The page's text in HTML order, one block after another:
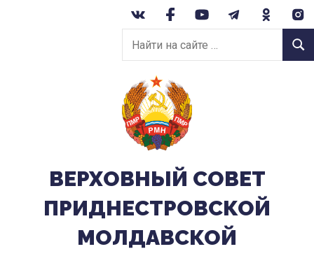
Найти
на
сайте:
ВЕРХОВНЫЙ CОВЕТ
ПРИДНЕСТРОВСКОЙ
МОЛДАВСКОЙ